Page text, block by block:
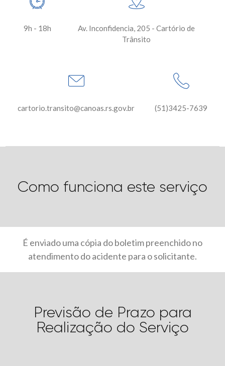
9h - 18h
Av. Inconfidencia, 205 - Cartório de
Trânsito
cartorio.transito@canoas.rs.gov.br (51)3425-7639
Como funciona este serviço
É enviado uma cópia do boletim preenchido no
atendimento do acidente para o solicitante.
Previsão de Prazo para
Realização do Serviço